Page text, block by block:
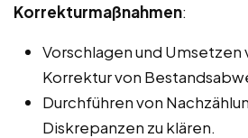
Korrekturmaßnahmen:
Vorschlagen und Umsetzen
Korrektur von
Durchführen von
Diskrepanzen zu klären.